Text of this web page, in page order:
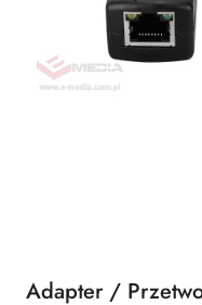
Adapter /